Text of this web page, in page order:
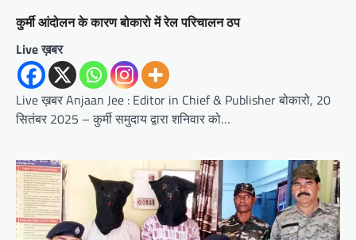
कुर्मी आंदोलन के कारण बोकारो में रेल परिचालन ठप
Live ख़बर
Live ख़बर Anjaan Jee : Editor in Chief & Publisher बोकारो, 20
सितंबर 2025 – कुर्मी समुदाय द्वारा शनिवार को…